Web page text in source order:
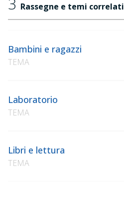
Rassegne e temi correlati
Bambini e ragazzi
TEMA
Laboratorio
TEMA
Libri e lettura
TEMA